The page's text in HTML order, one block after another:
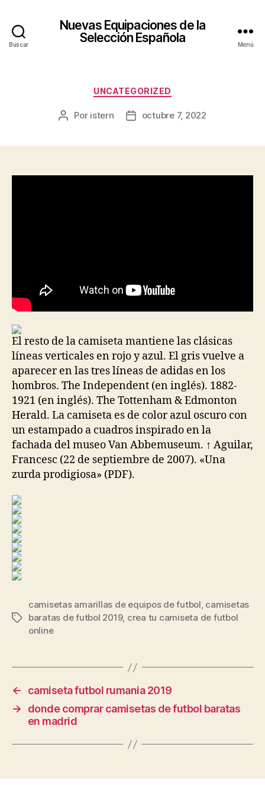
Buscar
Nuevas Equipaciones de la
Selección Española
Menú
Categorías
UNCATEGORIZED
Autor
Por istern
Fechaoctubre 7, 2022
El resto de la camiseta mantiene las clásicas
líneas verticales en rojo y azul. El gris vuelve a
aparecer en las tres líneas de adidas en los
hombros. The Independent (en inglés). 1882-
1921 (en inglés). The Tottenham & Edmonton
Herald. La camiseta es de color azul oscuro con
un estampado a cuadros inspirado en la
fachada del museo Van Abbemuseum. ↑ Aguilar,
Francesc (22 de septiembre de 2007). «Una
zurda prodigiosa» (PDF).
Etiquetas
camisetas amarillas de equipos de futbol, camisetas
baratas de futbol 2019, crea tu camiseta de futbol
online
←
camiseta futbol rumania 2019
→
donde comprar camisetas de futbol baratas
en madrid